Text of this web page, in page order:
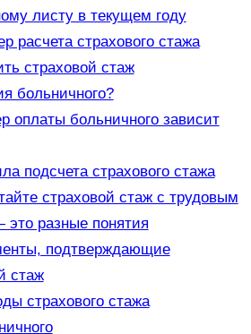
листу в текущем году
расчета страхового стажа
страховой стаж
больничного?
оплаты больничного зависит
подсчета страхового стажа
страховой стаж с трудовым
разные понятия
подтверждающие
стаж
страхового стажа